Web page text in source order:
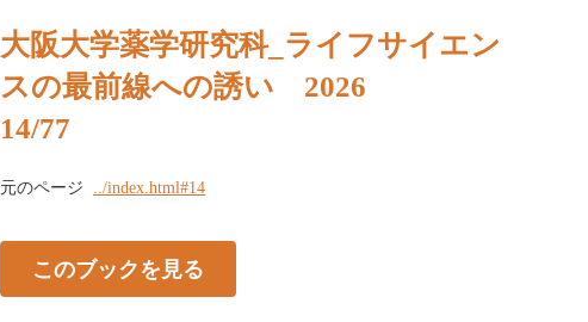
大阪大学薬学研究科_ライフサイエン
スの最前線への誘い 2026
14/77
元のページ ../index.html#14
このブックを見る